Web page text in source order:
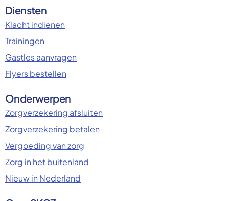
Diensten
Klacht indienen
Trainingen
Gastles aanvragen
Flyers bestellen
Onderwerpen
Zorgverzekering afsluiten
Zorgverzekering betalen
Vergoeding van zorg
Zorg in het buitenland
Nieuw in Nederland